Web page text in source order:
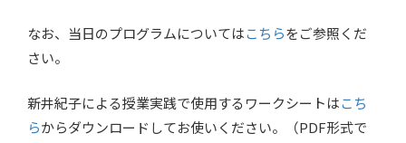
なお、当日のプログラムについてはこちらをご参照くだ
さい。
新井紀子による授業実践で使用するワークシートはこち
らからダウンロードしてお使いください。（PDF形式で